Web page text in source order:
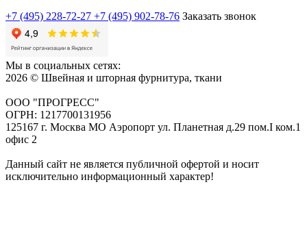
+7 (495) 228-72-27 +7 (495) 902-78-76 Заказать звонок
Мы в социальных сетях:
2026 © Швейная и шторная фурнитура, ткани
ООО "ПРОГРЕСС"
ОГРН: 1217700131956
125167 г. Москва МО Аэропорт ул. Планетная д.29 пом.I ком.1
офис 2
Данный сайт не является публичной офертой и носит
исключительно информационный характер!